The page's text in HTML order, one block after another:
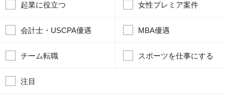
起業に役立つ 女性プレミア案件
会計士・USCPA優遇 MBA優遇
チーム転職 スポーツを仕事にする
注目